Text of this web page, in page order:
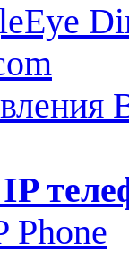
Phone